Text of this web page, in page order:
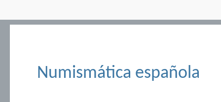
Numismática española